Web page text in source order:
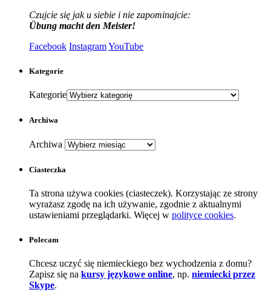
Czujcie się jak u siebie i nie zapominajcie:
Übung macht den Meister!
Facebook InstagramYouTube
Kategorie
Kategorie
Archiwa
Archiwa
Ciasteczka
Ta strona używa cookies (ciasteczek). Korzystając ze strony
wyrażasz zgodę na ich używanie, zgodnie z aktualnymi
ustawieniami przeglądarki. Więcej w polityce cookies.
Polecam
Chcesz uczyć się niemieckiego bez wychodzenia z domu?
Zapisz się na kursy językowe online, np. niemiecki przez
Skype.